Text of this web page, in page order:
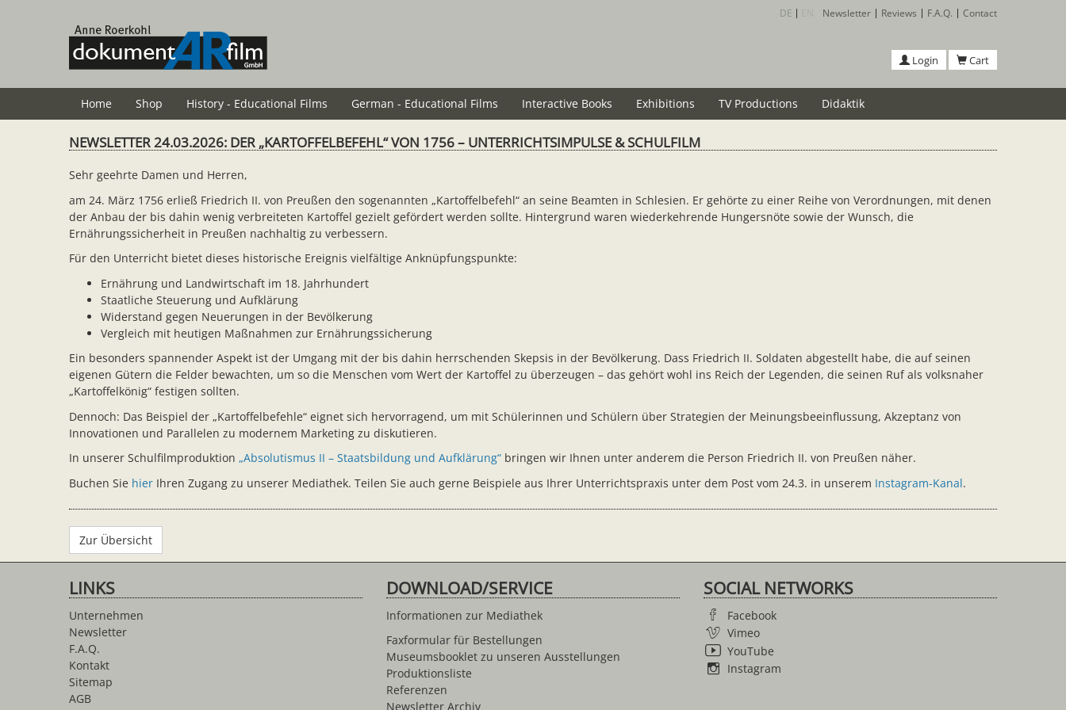
DE Newsletter Reviews F.A.Q. Contact
Login Cart
Home Shop History - Educational Films German - Educational Films Interactive Books Exhibitions TV Productions Didaktik
NEWSLETTER 24.03.2026: DER „KARTOFFELBEFEHL“ VON 1756 – UNTERRICHTSIMPULSE & SCHULFILM
Sehr geehrte Damen und Herren,
am 24. März 1756 erließ Friedrich II. von Preußen den sogenannten „Kartoffelbefehl“ an seine Beamten in Schlesien. Er gehörte zu einer Reihe von Verordnungen, mit denen
der Anbau der bis dahin wenig verbreiteten Kartoffel gezielt gefördert werden sollte. Hintergrund waren wiederkehrende Hungersnöte sowie der Wunsch, die
Ernährungssicherheit in Preußen nachhaltig zu verbessern.
Für den Unterricht bietet dieses historische Ereignis vielfältige Anknüpfungspunkte:
Ernährung und Landwirtschaft im 18. Jahrhundert
Staatliche Steuerung und Aufklärung
Widerstand gegen Neuerungen in der Bevölkerung
Vergleich mit heutigen Maßnahmen zur Ernährungssicherung
Ein besonders spannender Aspekt ist der Umgang mit der bis dahin herrschenden Skepsis in der Bevölkerung. Dass Friedrich II. Soldaten abgestellt habe, die auf seinen
eigenen Gütern die Felder bewachten, um so die Menschen vom Wert der Kartoffel zu überzeugen – das gehört wohl ins Reich der Legenden, die seinen Ruf als volksnaher
„Kartoffelkönig“ festigen sollten.
Dennoch: Das Beispiel der „Kartoffelbefehle“ eignet sich hervorragend, um mit Schülerinnen und Schülern über Strategien der Meinungsbeeinflussung, Akzeptanz von
Innovationen und Parallelen zu modernem Marketing zu diskutieren.
In unserer Schulfilmproduktion „Absolutismus II – Staatsbildung und Aufklärung“ bringen wir Ihnen unter anderem die Person Friedrich II. von Preußen näher.
Buchen Sie hier Ihren Zugang zu unserer Mediathek. Teilen Sie auch gerne Beispiele aus Ihrer Unterrichtspraxis unter dem Post vom 24.3. in unserem Instagram-Kanal.
Zur Übersicht
LINKS
Unternehmen
Newsletter
F.A.Q.
Kontakt
Sitemap
AGB
DOWNLOAD/SERVICE
Informationen zur Mediathek
Faxformular für Bestellungen
Museumsbooklet zu unseren Ausstellungen
Produktionsliste
Referenzen
Newsletter Archiv
SOCIAL NETWORKS
Facebook
Vimeo
YouTube
Instagram